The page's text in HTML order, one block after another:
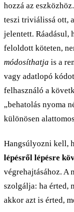
hozzá az
teszi triviálissá ott,
jelentett. Ráadásul,
feloldott köteten,
módosíthatja is a
vagy adatlopó
felhasználó a
„behatolás nyoma
különösen
Hangsúlyozni kell,
lépésről lépésre
végrehajtásához. A
szolgálja: ha érted,
akkor azt is érted,